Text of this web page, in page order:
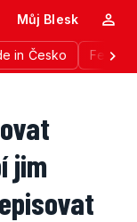
in Česko
Můj Blesk
jim